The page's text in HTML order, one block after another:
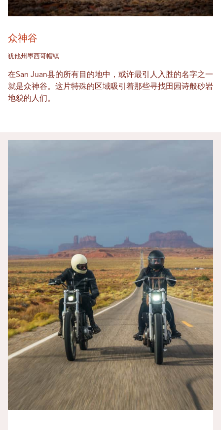
众神谷
犹他州墨西哥帽镇
在San Juan县的所有目的地中，或许最引人入胜的名字之一
就是众神谷。这​​片特殊的区域吸引着那些寻找田园诗般砂岩
地貌的人们。